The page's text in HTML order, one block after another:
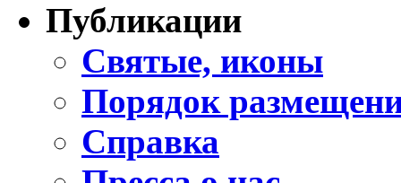
Публикации
Святые, иконы
Порядок
Справка